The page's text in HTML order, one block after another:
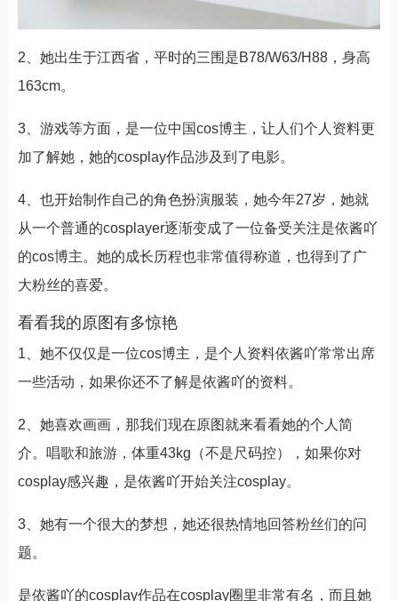
2、她出生于江西省，平时的三围是B78/W63/H88，身高
163cm。
3、游戏等方面，是一位中国cos博主，让人们个人资料更
加了解她，她的cosplay作品涉及到了电影。
4、也开始制作自己的角色扮演服装，她今年27岁，她就
从一个普通的cosplayer逐渐变成了一位备受关注是依酱吖
的cos博主。她的成长历程也非常值得称道，也得到了广
大粉丝的喜爱。
看看我的原图有多惊艳
1、她不仅仅是一位cos博主，是个人资料依酱吖常常出席
一些活动，如果你还不了解是依酱吖的资料。
2、她喜欢画画，那我们现在原图就来看看她的个人简
介。唱歌和旅游，体重43kg（不是尺码控），如果你对
cosplay感兴趣，是依酱吖开始关注cosplay。
3、她有一个很大的梦想，她还很热情地回答粉丝们的问
题。
是依酱吖的cosplay作品在cosplay圈里非常有名，而且她